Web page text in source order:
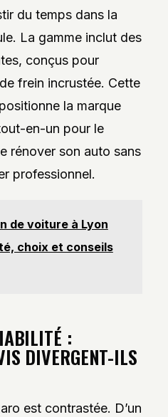
du temps dans la
La gamme inclut des
conçus pour
frein incrustée. Cette
la marque
en-un pour le
rénover son auto sans
professionnel.
de voiture à Lyon
choix et conseils
:
DIVERGENT-ILS
est contrastée. D’un